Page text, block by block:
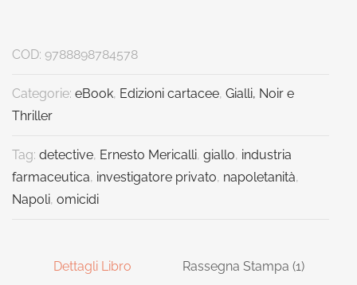
COD: 9788898784578
Categorie: eBook, Edizioni cartacee, Gialli, Noir e
Thriller
Tag: detective, Ernesto Mericalli, giallo, industria
farmaceutica, investigatore privato, napoletanità,
Napoli, omicidi
Dettagli Libro Rassegna Stampa (1)